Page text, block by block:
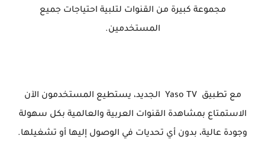
مجموعة كبيرة من القنوات لتلبية احتياجات جميع
المستخدمين.
مع تطبيق Yaso TV الجديد، يستطيع المستخدمون الآن
الاستمتاع بمشاهدة القنوات العربية والعالمية بكل سهولة
وجودة عالية، بدون أي تحديات في الوصول إليها أو تشغيلها.